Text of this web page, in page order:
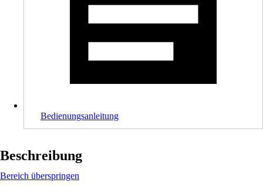
Bedienungsanleitung
Beschreibung
Bereich überspringen